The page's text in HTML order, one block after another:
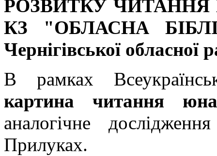
РОЗВИТКУ ЧИТАННЯ
КЗ "ОБЛАСНА
Чернігівської
В рамках
картина читання
аналогічне
Прилуках.